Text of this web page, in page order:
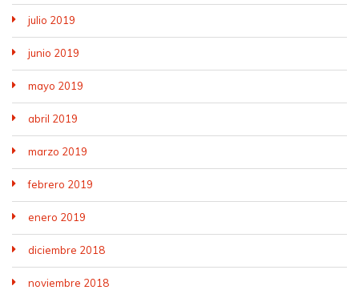
julio 2019
junio 2019
mayo 2019
abril 2019
marzo 2019
febrero 2019
enero 2019
diciembre 2018
noviembre 2018